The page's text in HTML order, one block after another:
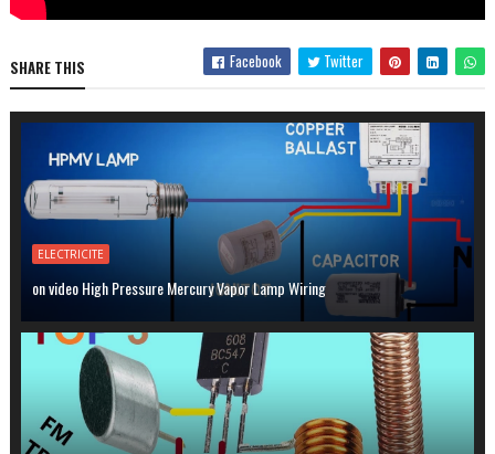
SHARE THIS Facebook Twitter
ELECTRICITE
on video High Pressure Mercury Vapor Lamp Wiring